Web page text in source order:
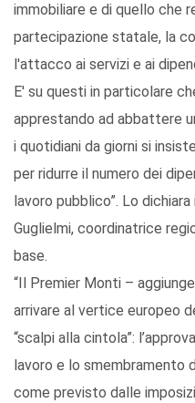
immobiliare e di quello che
partecipazione statale, la
l'attacco ai servizi e ai
E' su questi in particolare
apprestando ad abbattere
i quotidiani da giorni si
per ridurre il numero dei
lavoro pubblico”. Lo
Guglielmi, coordinatrice
base.
“Il Premier Monti –
arrivare al vertice europeo
“scalpi alla cintola”:
lavoro e lo smembramento
come previsto dalle